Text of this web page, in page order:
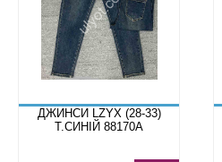
ДЖИНСИ LZYX (28-33)
Т.СИНІЙ 88170A